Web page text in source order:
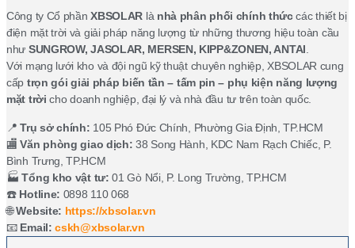
Công ty Cổ phầnXBSOLAR là nhà phân phối chính thứccác thiết bị
điện mặt trời và giải pháp năng lượng từ những thương hiệu toàn cầu
như SUNGROW, JASOLAR, MERSEN, KIPP&ZONEN, ANTAI
Với mạng lưới kho và đội ngũ kỹ thuật chuyên nghiệp, XBSOLAR cung
cấp trọn gói giải pháp biến tần – tấm pin – phụ kiện năng lượng
mặt trời cho doanh nghiệp, đại lý và nhà đầu tư trên toàn quốc.
📍Trụ sở chính: 105 Phó Đức Chính, Phường Gia Định, TP.HCM
🏬Văn phòng giao dịch: 38 Song Hành, KDC Nam Rạch Chiếc, P.
Bình Trưng, TP.HCM
🏭Tổng kho vật tư: 01 Gò Nổi, P. Long Trường, TP.HCM
☎️ Hotline: 0898 110 068
🌐Website: https://xbsolar.vn
📧 Email: cskh@xbsolar.vn